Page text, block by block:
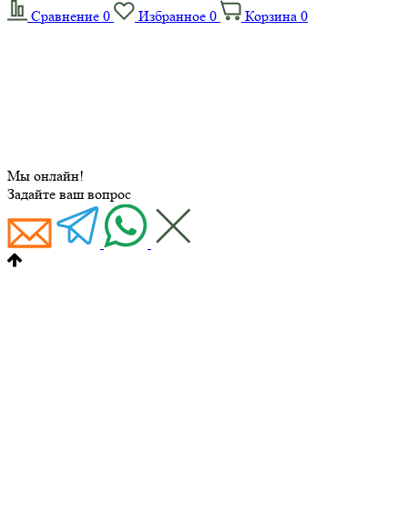
Cравнение 0 Избранное 0 Корзина 0
Мы онлайн!
Задайте ваш вопрос